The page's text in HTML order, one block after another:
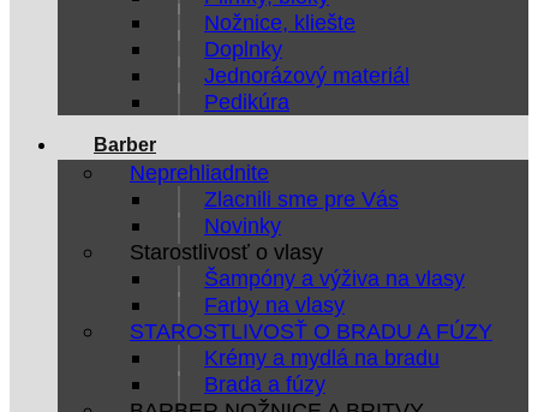
Nožnice, kliešte
Doplnky
Jednorázový materiál
Pedikúra
Barber
Neprehliadnite
Zlacnili sme pre Vás
Novinky
Starostlivosť o vlasy
Šampóny a výživa na vlasy
Farby na vlasy
STAROSTLIVOSŤ O BRADU A FÚZY
Krémy a mydlá na bradu
Brada a fúzy